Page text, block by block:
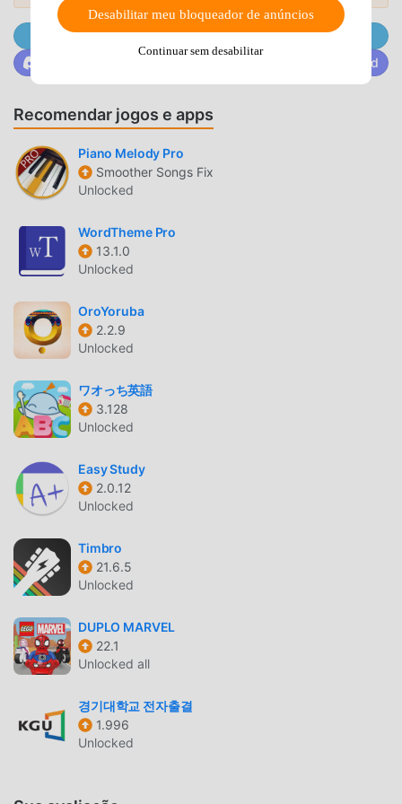
cobrar nenhuma tarifa dos usuários, além de ser 100%
seguro e gratuito para instalar. Baixe o moddroid client
para baixar e instalar o Basic Accounting Concepts 1.9 com
um clique. O que você está esperando? Baixe o moddroid
RECURSOS CONVENIENTES
Basic Accounting Concepts é popular um aplicativo
popular de education . Suas funções poderosas vem
apps tradicionais de education , Basic Accounting
Concepts proporciona uma experiência mais rica e
baixar e instalarBasic Accounting Concepts1.9, para
experimentar todas as funções gratuitamente! Além disso,
moddroid também oferece suporte para os fãs de
uns com os outros e compartilhe a felicidade que eles
encontram no app. O que você está esperando? Venha e
baixe agora!
MOD ORIGINAIS
Além de oferecer mods originais de Modroid Basic
gratuito, oferecendo funções gratuitas de Free para você
experimentar o mais alto nível doBasic Accounting
Concepts 1.9 com a mais completa funcionalidade. Além
disso, todos os mods foram manualmente autenticados
pelo modroid e disponibilizados 100% sem custos. Agora
você só precisa baixar o modroid para baixar e instalar o
clique, e aproveitar a conveniência trazida pelo Basic
Accounting Concepts!
Junte-se a @MODDROID.CO no canal do Telegram.
Junte-se a @MODDROID.CO na comunidade do Discord
Recomendar jogos e apps
Piano Melody Pro
Smoother Songs Fix
Unlocked
WordTheme Pro
13.1.0
Unlocked
OroYoruba
2.2.9
Unlocked
ワオっち英語
3.128
Unlocked
Easy Study
2.0.12
Unlocked
Timbro
21.6.5
Unlocked
DUPLO MARVEL
22.1
Unlocked all
경기대학교 전자출결
1.996
Unlocked
Desabilitar meu bloqueador de anúncios
Continuar sem desabilitar